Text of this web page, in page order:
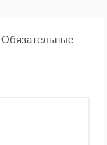
Обязательные